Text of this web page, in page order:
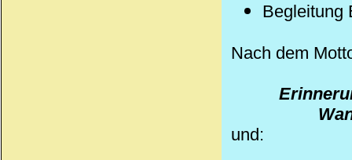
Begleitung
Nach dem
und: